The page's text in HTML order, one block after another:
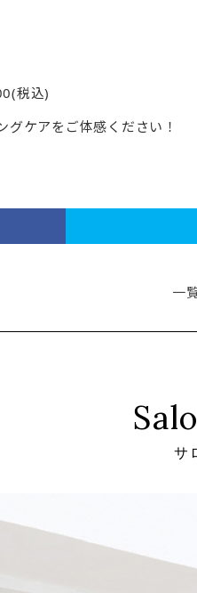
税込)
ケアをご体感ください！
一
サ